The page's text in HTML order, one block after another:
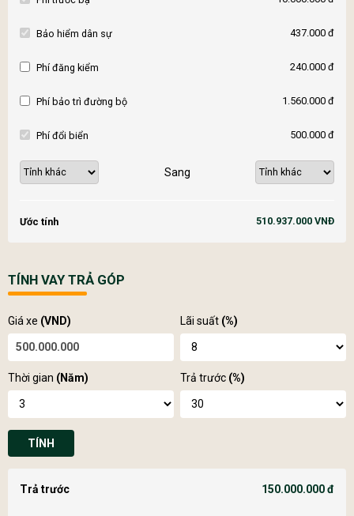
Bảo hiểm dân sự 437.000 đ
Phí đăng kiểm 240.000 đ
Phí bảo trì đường bộ 1.560.000 đ
Phí đổi biển 500.000 đ
Sang
Ước tính 510.937.000 VNĐ
TÍNH VAY TRẢ GÓP
Giá xe (VND) Lãi suất (%)
Thời gian (Năm) Trả trước (%)
TÍNH
Trả trước 150.000.000 đ